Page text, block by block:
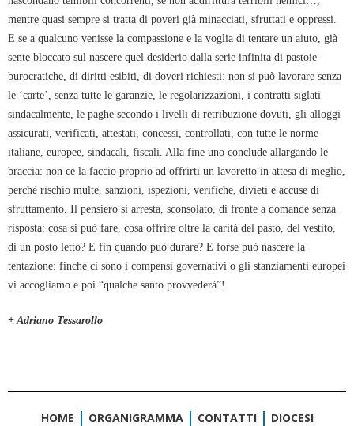
mentre quasi sempre si tratta di poveri già minacciati, sfruttati e oppressi.
E se a qualcuno venisse la compassione e la voglia di tentare un aiuto, già
sente bloccato sul nascere quel desiderio dalla serie infinita di pastoie
burocratiche, di diritti esibiti, di doveri richiesti: non si può lavorare senza
le ‘carte’, senza tutte le garanzie, le regolarizzazioni, i contratti siglati
sindacalmente, le paghe secondo i livelli di retribuzione dovuti, gli alloggi
assicurati, verificati, attestati, concessi, controllati, con tutte le norme
italiane, europee, sindacali, fiscali. Alla fine uno conclude allargando le
braccia: non ce la faccio proprio ad offrirti un lavoretto in attesa di meglio,
perché rischio multe, sanzioni, ispezioni, verifiche, divieti e accuse di
sfruttamento. Il pensiero si arresta, sconsolato, di fronte a domande senza
risposta: cosa si può fare, cosa offrire oltre la carità del pasto, del vestito,
di un posto letto? E fin quando può durare? E forse può nascere la
tentazione: finché ci sono i compensi governativi o gli stanziamenti europei
vi accogliamo e poi “qualche santo provvederà”!
+ Adriano Tessarollo
HOME ORGANIGRAMMA CONTATTI DIOCESI